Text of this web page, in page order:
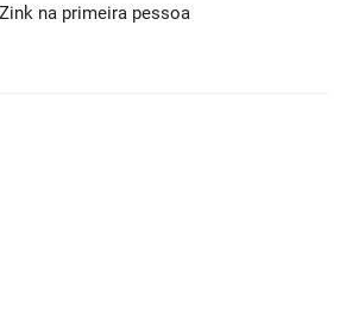
na primeira pessoa